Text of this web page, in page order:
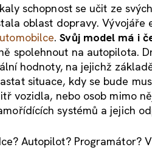
schopnost se učit ze
oblast dopravy.
. Svůj model má i
spolehnout na autopilota.
hodnoty, na jejichž
situace, kdy se bude
vozidla, nebo osob mimo
systémů a jejich
Autopilot? Programátor?